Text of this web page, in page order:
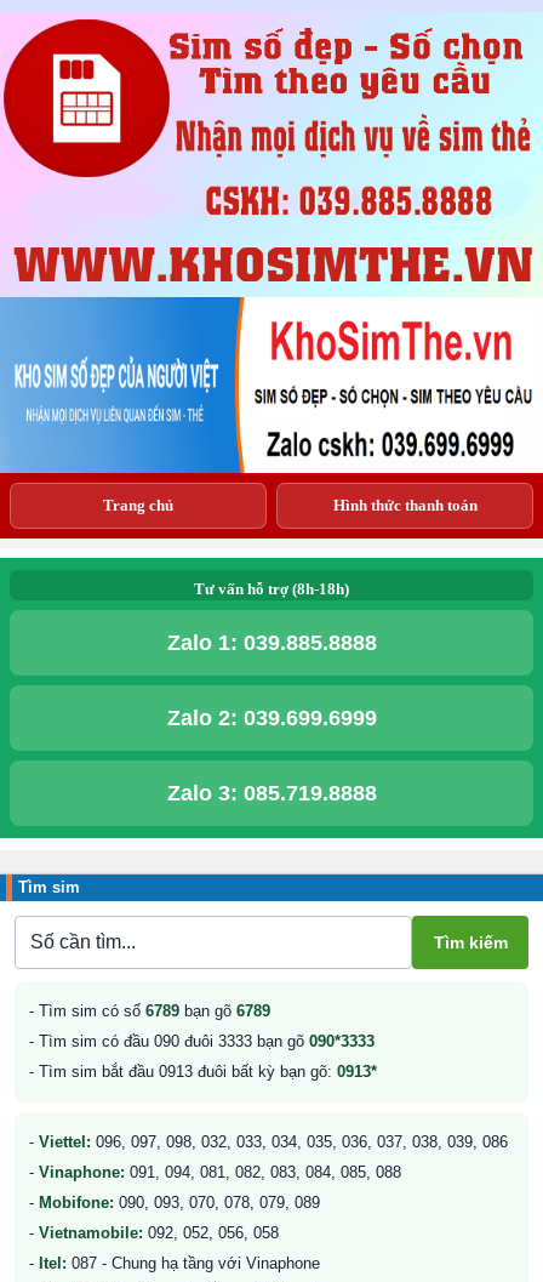
Trang chủ Hình thức thanh toán
Tư vấn hỗ trợ (8h-18h)
Zalo 1: 039.885.8888
Zalo 2: 039.699.6999
Zalo 3: 085.719.8888
Tìm sim
- Tìm sim có số 6789 bạn gõ 6789
- Tìm sim có đầu 090 đuôi 3333 bạn gõ 090*3333
- Tìm sim bắt đầu 0913 đuôi bất kỳ bạn gõ: 0913*
- Viettel: 096, 097, 098, 032, 033, 034, 035, 036, 037, 038, 039, 086
- Vinaphone: 091, 094, 081, 082, 083, 084, 085, 088
- Mobifone: 090, 093, 070, 078, 079, 089
- Vietnamobile: 092, 052, 056, 058
- Itel: 087 - Chung hạ tầng với Vinaphone